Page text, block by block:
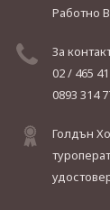
Работно
За
02 / 465
0893 314
Голдън